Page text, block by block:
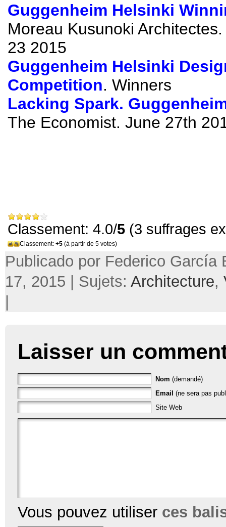
Guggenheim Helsinki
Moreau Kusunoki Architectes.
23 2015
Guggenheim Helsinki
Competition. Winners
Lacking Spark.
The Economist. June 27th
Classement: 4.0/5 (3 suffrages
Classement: +5 (à partir de 5 votes)
Publicado por Federico García
17, 2015 | Sujets: Architecture,
|
Laisser un
Nom (demandé)
Email (ne sera pas
Site Web
Vous pouvez utiliser ces